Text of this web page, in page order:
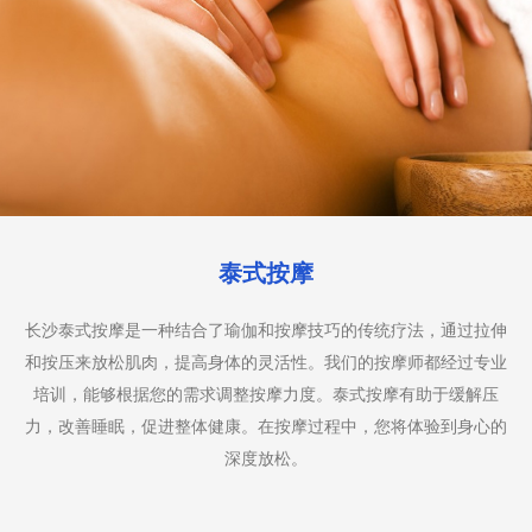
足底按摩
长沙足底按摩是一种专注于脚部的按摩疗法，通过刺激脚部的穴位
来促进全身的健康。我们的足底按摩师使用特定的手法和压力点，
帮助缓解脚部疲劳，改善血液循环，减轻头痛和压力。足底按摩也
被认为是一种放松和恢复活力的有效方式。